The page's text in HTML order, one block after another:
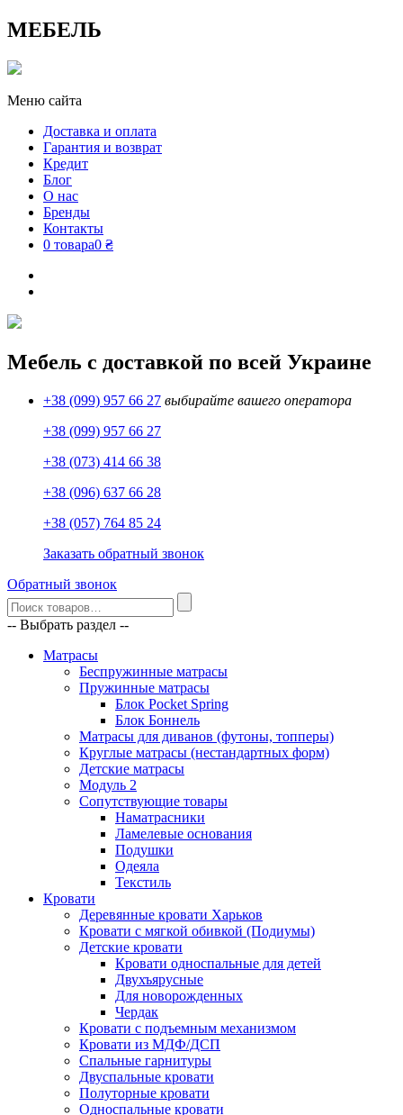
МЕБЕЛЬ
Меню сайта
Доставка и оплата
Гарантия и возврат
Кредит
Блог
О нас
Бренды
Контакты
0 товара0 ₴
Мебель с доставкой по всей Украине
+38 (099) 957 66 27 выбирайте вашего оператора
+38 (099) 957 66 27
+38 (073) 414 66 38
+38 (096) 637 66 28
+38 (057) 764 85 24
Заказать обратный звонок
Обратный звонок
-- Выбрать раздел --
Матрасы
Беспружинные матрасы
Пружинные матрасы
Блок Pocket Spring
Блок Боннель
Матрасы для диванов (футоны, топперы)
Круглые матрасы (нестандартных форм)
Детские матрасы
Модуль 2
Сопутствующие товары
Наматрасники
Ламелевые основания
Подушки
Одеяла
Текстиль
Кровати
Деревянные кровати Харьков
Кровати с мягкой обивкой (Подиумы)
Детские кровати
Кровати односпальные для детей
Двухъярусные
Для новорожденных
Чердак
Кровати с подъемным механизмом
Кровати из МДФ/ДСП
Спальные гарнитуры
Двуспальные кровати
Полуторные кровати
Односпальные кровати